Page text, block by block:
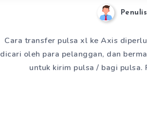
Penulis
Cara transfer pulsa xl ke Axis
dicari oleh para pelanggan, dan
untuk kirim pulsa / bagi